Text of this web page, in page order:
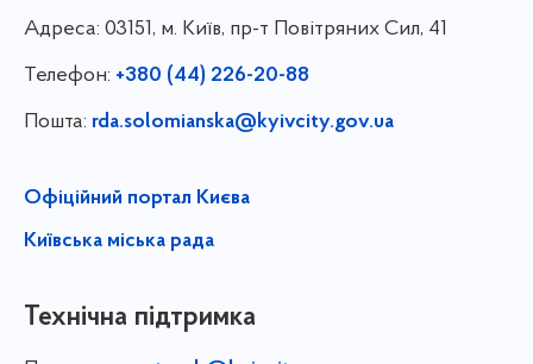
Адреса: 03151, м. Київ, пр-т Повітряних Сил, 41
Телефон: +380 (44) 226-20-88
Пошта: rda.solomianska@kyivcity.gov.ua
Офіційний портал Києва
Київська міська рада
Технічна підтримка